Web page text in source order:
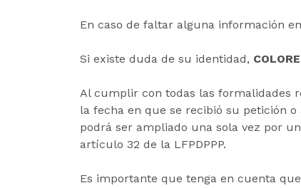
En caso de faltar alguna información
Si existe duda de su identidad,
Al cumplir con todas las formalidades
la fecha en que se recibió su petición
podrá ser ampliado una sola vez por
artículo 32 de la LFPDPPP.
Es importante que tenga en cuenta